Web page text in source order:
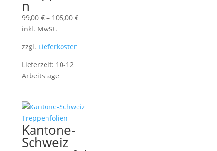
n
99,00 €– 105,00 €
inkl. MwSt.
zzgl. Lieferkosten
Lieferzeit: 10-12
Arbeitstage
Kantone-
Schweiz